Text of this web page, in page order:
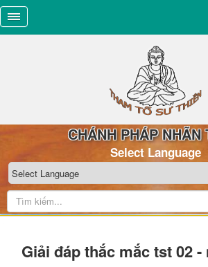
CHÁNH PHÁP NHÃN
Select Language
Giải đáp thắc mắc tst 02 -